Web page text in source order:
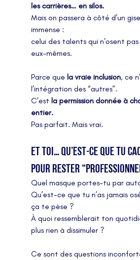
les carrières… en silos.
Mais on passera à côté d’un
immense :
celui des talents qui n’osent
eux-mêmes.
Parce que la vraie inclusion, ce
l’intégration des “autres”.
C’est la permission donnée à
entier.
Pas parfait. Mais vrai.
Et toi… qu’est-ce que tu
pour rester
Quel masque portes-tu par
Qu’est-ce que tu n’as jamais
ça te pèse ?
À quoi ressemblerait ton
plus rien à dissimuler ?
Ce sont des questions